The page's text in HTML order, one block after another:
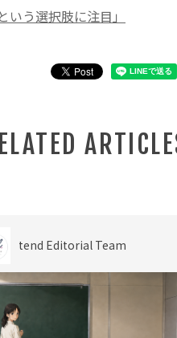
いう選択肢に注目」
RELATED
tend Editorial Team